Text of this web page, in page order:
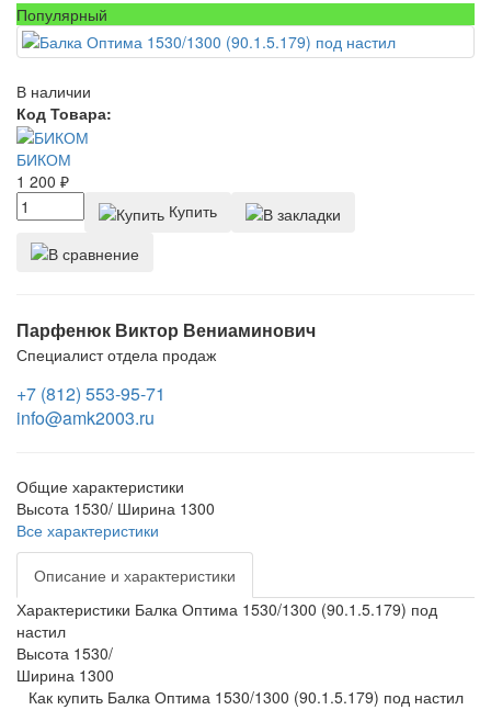
Популярный
В наличии
Код Товара:
БИКОМ
1 200 ₽
Купить
Парфенюк Виктор Вениаминович
Специалист отдела продаж
+7 (812) 553-95-71
info@amk2003.ru
Общие характеристики
Высота 1530/ Ширина 1300
Все характеристики
Описание и характеристики
Характеристики Балка Оптима 1530/1300 (90.1.5.179) под
настил
Высота 1530/
Ширина 1300
Как купить Балка Оптима 1530/1300 (90.1.5.179) под настил